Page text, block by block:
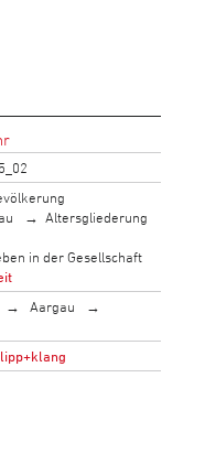
Altersgliederung
in der Gesellschaft
Aargau